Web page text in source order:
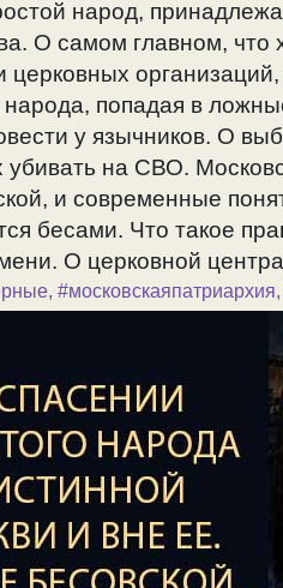
народ,
О самом главном, что
церковных
народа, попадая в
у язычников. О
на СВО.
и современные
бесами. Что такое
О церковной
, #московскаяпатриархия,